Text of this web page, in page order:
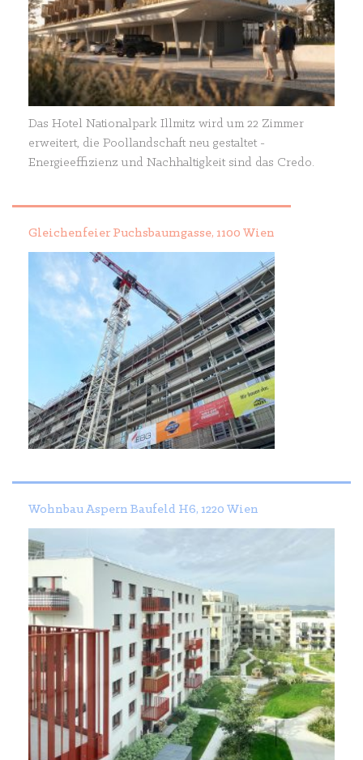
Das Hotel Nationalpark Illmitz wird um 22 Zimmer
erweitert, die Poollandschaft neu gestaltet -
Energieeffizienz und Nachhaltigkeit sind das Credo.
Gleichenfeier Puchsbaumgasse, 1100 Wien
Wohnbau Aspern Baufeld H6, 1220 Wien